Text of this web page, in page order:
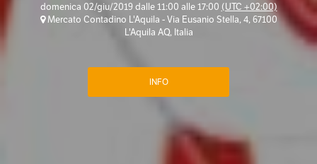
domenica 02/giu/2019 dalle 11:00 alle 17:00 (UTC +02:00)
Mercato Contadino L'Aquila - Via Eusanio Stella, 4, 67100
L'Aquila AQ, Italia
INFO